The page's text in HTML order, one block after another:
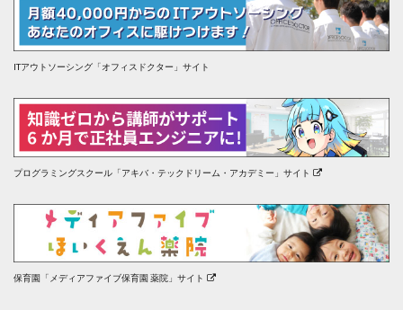
ITアウトソーシング「オフィスドクター」サイト
プログラミングスクール「アキバ・テックドリーム・アカデミー」サイト
保育園「メディアファイブ保育園 薬院」サイト